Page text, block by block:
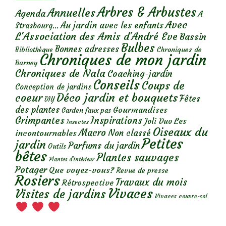
AgendaAnnuellesArbres & Arbustes A
Strasbourg... Au jardin avec les enfantsAvec
L'Association des Amis d'André Eve Bassin
Bibliothèque Bonnes adresses Bulbes Chroniques de
Barney Chroniques de mon jardin
Chroniques de Nala Coaching-jardin
Conception de jardins ConseilsCoups de
coeur DIY Déco jardin et bouquetsFêtes
des plantes Garden faux pas Gourmandises
Grimpantes Insectes Inspirations Joli Duo Les
incontournables Macro Non classé Oiseaux du
jardin Outils Parfums du jardinPetites
bêtes Plantes d’intérieur Plantes sauvages
Potager Que voyez-vous? Revue de presse
Rosiers Rétrospective Travaux du mois
Visites de jardins Vivaces Vivaces couvre-sol